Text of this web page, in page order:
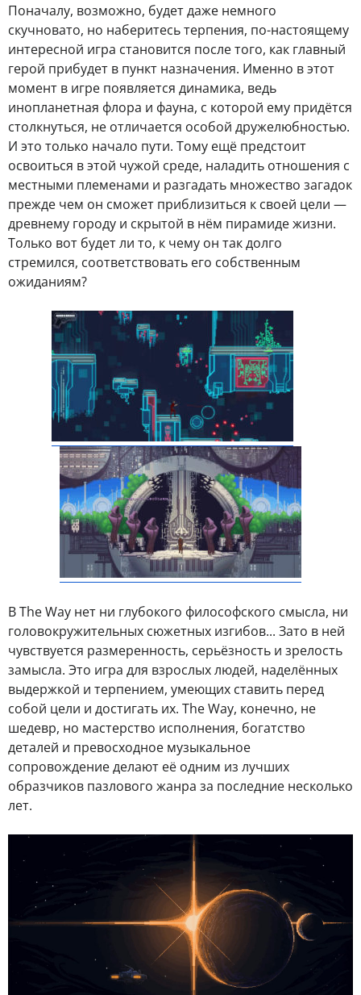
Поначалу, возможно, будет даже немного
скучновато, но наберитесь терпения, по-настоящему
интересной игра становится после того, как главный
герой прибудет в пункт назначения. Именно в этот
момент в игре появляется динамика, ведь
инопланетная флора и фауна, с которой ему придётся
столкнуться, не отличается особой дружелюбностью.
И это только начало пути. Тому ещё предстоит
освоиться в этой чужой среде, наладить отношения с
местными племенами и разгадать множество загадок
прежде чем он сможет приблизиться к своей цели —
древнему городу и скрытой в нём пирамиде жизни.
Только вот будет ли то, к чему он так долго
стремился, соответствовать его собственным
ожиданиям?
В The Way нет ни глубокого философского смысла, ни
головокружительных сюжетных изгибов... Зато в ней
чувствуется размеренность, серьёзность и зрелость
замысла. Это игра для взрослых людей, наделённых
выдержкой и терпением, умеющих ставить перед
собой цели и достигать их. The Way, конечно, не
шедевр, но мастерство исполнения, богатство
деталей и превосходное музыкальное
сопровождение делают её одним из лучших
образчиков пазлового жанра за последние несколько
лет.